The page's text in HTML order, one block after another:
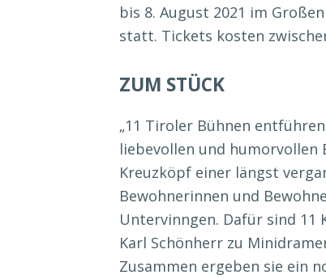
bis 8. August 2021 im
statt. Tickets kosten
ZUM STÜCK
„11 Tiroler Bühnen
liebevollen und humorvollen
Kreuzköpf einer längst
Bewohnerinnen und
Untervinngen. Dafür sind 11
Karl Schönherr zu
Zusammen ergeben sie ein